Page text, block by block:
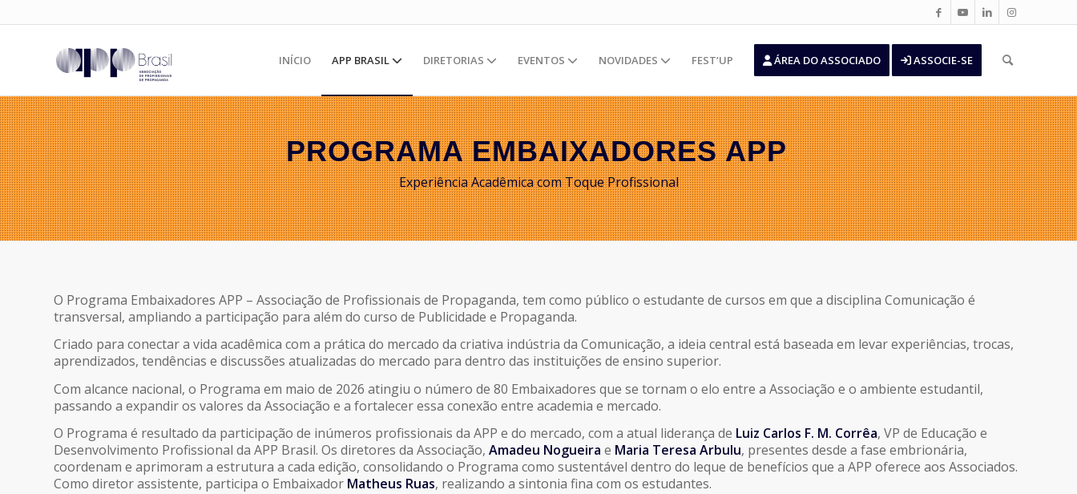
INÍCIO APP BRASIL DIRETORIAS EVENTOS NOVIDADES FEST’UP ÁREA DO ASSOCIADO ASSOCIE-SE
PROGRAMA EMBAIXADORES APP.
Experiência Acadêmica com Toque Profissional
O Programa Embaixadores APP – Associação de Profissionais de Propaganda, tem como público o estudante de cursos em que a disciplina Comunicação é
transversal, ampliando a participação para além do curso de Publicidade e Propaganda.
Criado para conectar a vida acadêmica com a prática do mercado da criativa indústria da Comunicação, a ideia central está baseada em levar experiências, trocas,
aprendizados, tendências e discussões atualizadas do mercado para dentro das instituições de ensino superior.
Com alcance nacional, o Programa em maio de 2026 atingiu o número de 80 Embaixadores que se tornam o elo entre a Associação e o ambiente estudantil,
passando a expandir os valores da Associação e a fortalecer essa conexão entre academia e mercado.
O Programa é resultado da participação de inúmeros profissionais da APP e do mercado, com a atual liderança de Luiz Carlos F. M. Corrêa, VP de Educação e
Desenvolvimento Profissional da APP Brasil. Os diretores da Associação, Amadeu Nogueira e Maria Teresa Arbulu, presentes desde a fase embrionária,
coordenam e aprimoram a estrutura a cada edição, consolidando o Programa como sustentável dentro do leque de benefícios que a APP oferece aos Associados.
Como diretor assistente, participa o Embaixador Matheus Ruas, realizando a sintonia fina com os estudantes.